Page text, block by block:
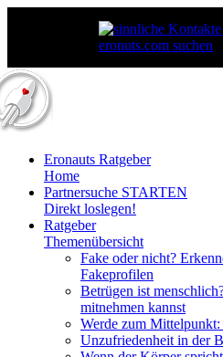
Eronauts Ratgeber
Home
Partnersuche STARTEN
Direkt loslegen!
Ratgeber
Themenübersicht
Fake oder nicht?
Fakeprofilen
Betrügen ist
mitnehmen kannst
Werde zum
Unzufriedenheit in der